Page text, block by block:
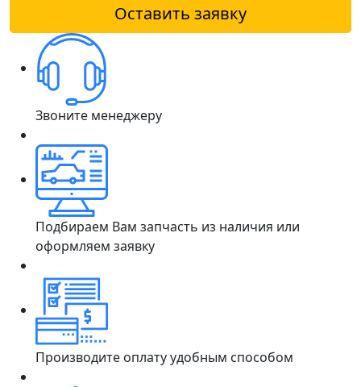
Оставить заявку
Звоните менеджеру
Подбираем Вам запчасть из наличия или
оформляем заявку
Производите оплату удобным способом